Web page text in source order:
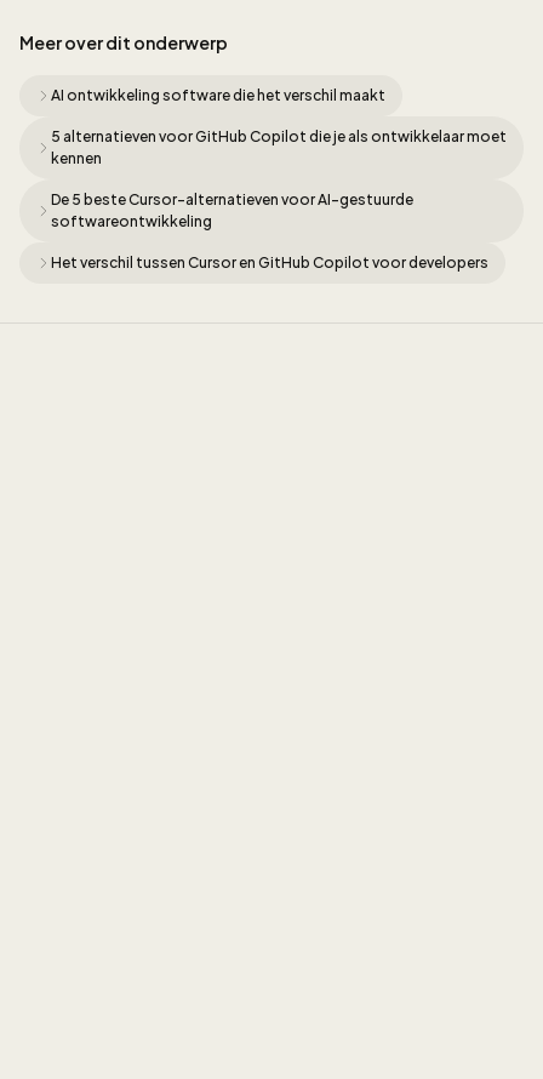
Meer over dit onderwerp
AI ontwikkeling software die het verschil maakt
5 alternatieven voor GitHub Copilot die je als ontwikkelaar moet
kennen
De 5 beste Cursor-alternatieven voor AI-gestuurde
softwareontwikkeling
Het verschil tussen Cursor en GitHub Copilot voor developers